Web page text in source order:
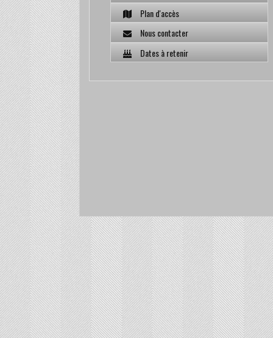
Plan d'accès
Nous contacter
Dates à retenir